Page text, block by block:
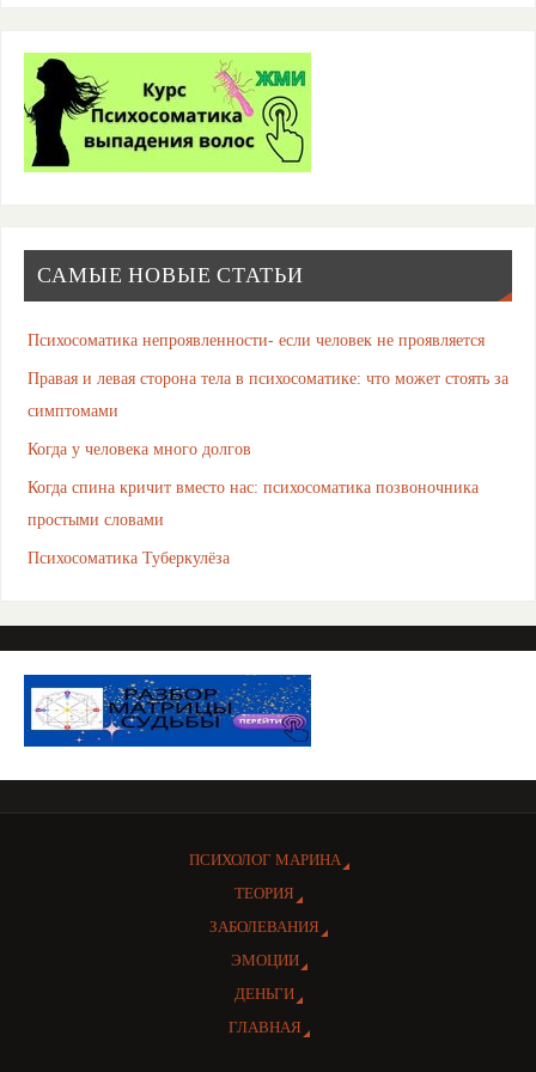
САМЫЕ НОВЫЕ СТАТЬИ
Психосоматика непроявленности- если человек не проявляется
Правая и левая сторона тела в психосоматике: что может стоять за
симптомами
Когда у человека много долгов
Когда спина кричит вместо нас: психосоматика позвоночника
простыми словами
Психосоматика Туберкулёза
ПСИХОЛОГ МАРИНА
ТЕОРИЯ
ЗАБОЛЕВАНИЯ
ЭМОЦИИ
ДЕНЬГИ
ГЛАВНАЯ